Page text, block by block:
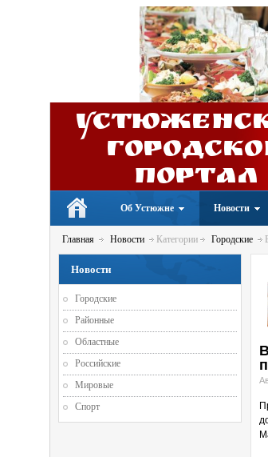
портал
Об Устюжне Новости
Главная Новости Категории Городские
Новости
Городские
Районные
Областные
Российские
Мировые
Спорт